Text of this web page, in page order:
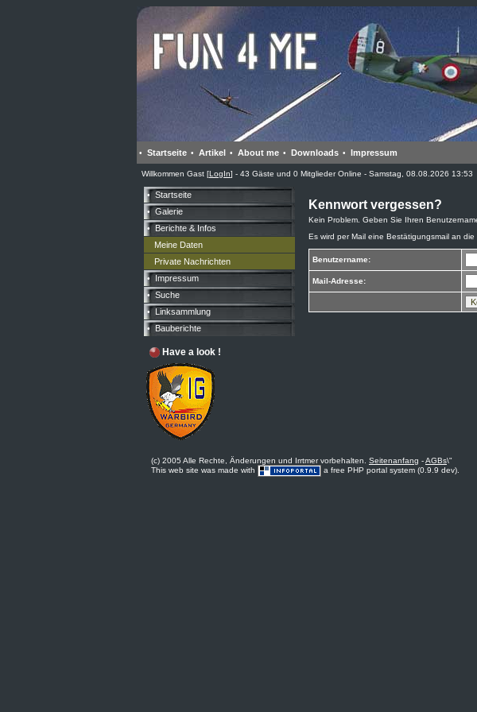
• Startseite • Artikel • About me • Downloads • Impressum
Willkommen Gast [LogIn] - 43 Gäste und 0 Mitglieder Online - Samstag, 08.08.2026 13:53
• Startseite
• Galerie
•
Berichte & Infos
Meine Daten
Private Nachrichten
• Impressum
• Suche
• Linksammlung
• Bauberichte
Have a look !
Kennwort vergessen?
Kein Problem. Geben Sie Ihren
Es wird per Mail eine Bestätigungsmail an
Benutzername:
Mail-Adresse:
(c) 2005 Alle Rechte, Änderungen und Irrtmer vorbehalten. Seitenanfang -AGBs\"
This web site was made with
a free PHP portal system (0.9.9 dev).